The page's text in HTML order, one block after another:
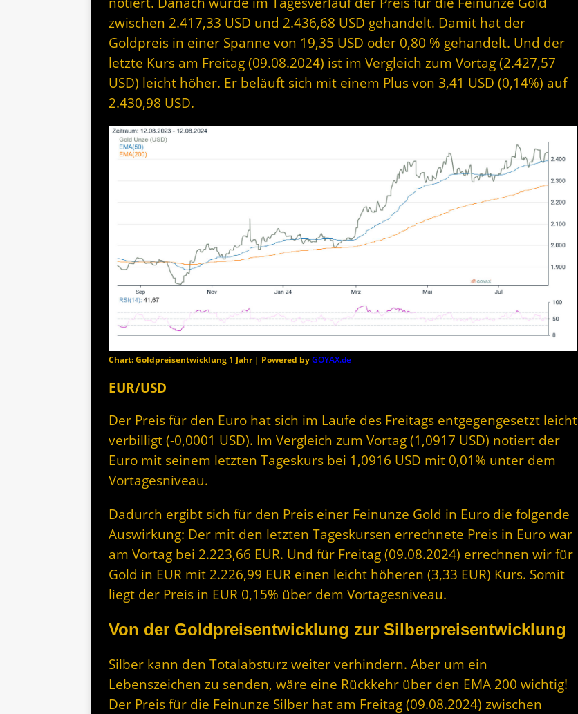
zwischen 2.417,33 USD und 2.436,68 USD gehandelt. Damit hat der
Goldpreis in einer Spanne von 19,35 USD oder 0,80 % gehandelt. Und der
letzte Kurs am Freitag (09.08.2024) ist im Vergleich zum Vortag (2.427,57
USD) leicht höher. Er beläuft sich mit einem Plus von 3,41 USD (0,14%) auf
2.430,98 USD.
Chart: Goldpreisentwicklung 1 Jahr | Powered byGOYAX.de
EUR/USD
Der Preis für den Euro hat sich im Laufe des Freitags entgegengesetzt leicht
verbilligt (-0,0001 USD). Im Vergleich zum Vortag (1,0917 USD) notiert der
Euro mit seinem letzten Tageskurs bei 1,0916 USD mit 0,01% unter dem
Vortagesniveau.
Dadurch ergibt sich für den Preis einer Feinunze Gold in Euro die folgende
Auswirkung: Der mit den letzten Tageskursen errechnete Preis in Euro war
am Vortag bei 2.223,66 EUR. Und für Freitag (09.08.2024) errechnen wir für
Gold in EUR mit 2.226,99 EUR einen leicht höheren (3,33 EUR) Kurs. Somit
liegt der Preis in EUR 0,15% über dem Vortagesniveau.
Von der Goldpreisentwicklung zur Silberpreisentwicklung
Silber kann den Totalabsturz weiter verhindern. Aber um ein
Lebenszeichen zu senden, wäre eine Rückkehr über den EMA 200 wichtig!
Der Preis für die Feinunze Silber hat am Freitag (09.08.2024) zwischen